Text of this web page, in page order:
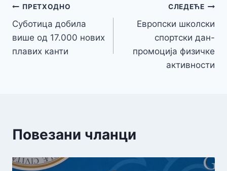
Кретање
чланка
ПРЕТХОДНО
Суботица добила
више од 17.000 нових
плавих канти
СЛЕДЕЋЕ
Европски школски
спортски дан-
промоција физичке
активности
Повезани чланци